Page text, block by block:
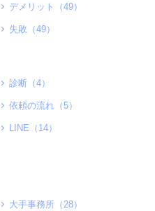
デメリット（49）
失敗（49）
診断（4）
依頼の流れ（5）
LINE（14）
大手事務所（28）